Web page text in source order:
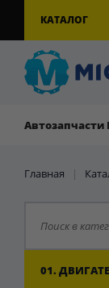
КАТАЛОГ
Автозапчасти
Главная |
01.